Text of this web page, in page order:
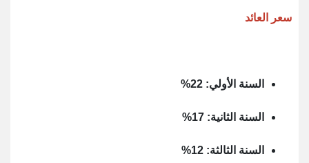
سعر العائد
السنة الأولي: 22%
السنة الثانية: 17%
السنة الثالثة: 12%